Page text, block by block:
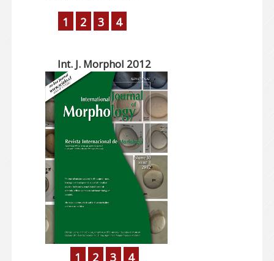
1 2 3 4
Int. J. Morphol 2012
1 2 3 4